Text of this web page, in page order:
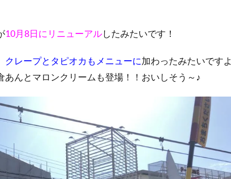
10月8日にリニューアルしたみたいです！
クレープとタピオカもメニューに加わったみたいですよ
んとマロンクリームも登場！！おいしそう～♪